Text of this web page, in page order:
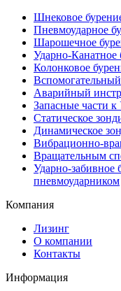
Шнековое
Пневмоударное
Шарошечное
Ударно-Канатное
Колонковое
Аварийный
Запасные части
Статическое
Динамическое
Вибрационно-
Вращательным
Ударно-забивное
пневмоударником
Компания
Лизинг
О компании
Контакты
Информация